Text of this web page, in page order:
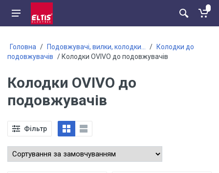
Головна / Подовжувачі, вилки, колодки... /
Колодки до
подовжувачів / Колодки OVIVO до подовжувачів
Колодки OVIVO до
подовжувачів
Фільтр